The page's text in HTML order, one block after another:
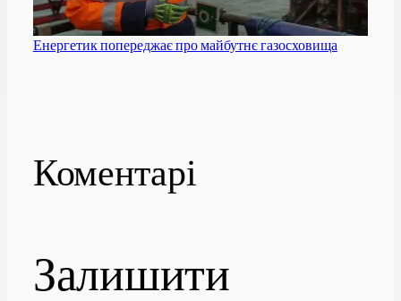
Енергетик попереджає про майбутнє газосховища
Коментарі
Залишити